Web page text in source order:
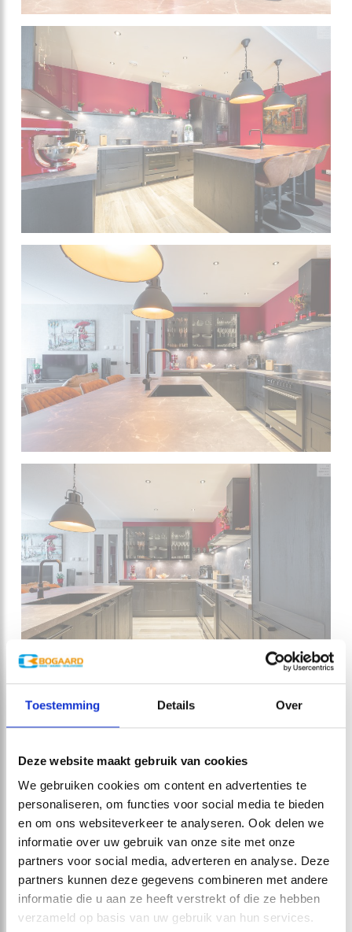
Toestemming Details Over
Deze website maakt gebruik van cookies
We gebruiken cookies om content en advertenties te
personaliseren, om functies voor social media te bieden
en om ons websiteverkeer te analyseren. Ook delen we
informatie over uw gebruik van onze site met onze
partners voor social media, adverteren en analyse. Deze
partners kunnen deze gegevens combineren met andere
informatie die u aan ze heeft verstrekt of die ze hebben
verzameld op basis van uw gebruik van hun services.